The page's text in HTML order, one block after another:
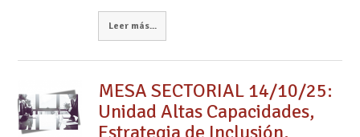
Leer más...
MESA SECTORIAL 14/10/25:
Unidad Altas Capacidades,